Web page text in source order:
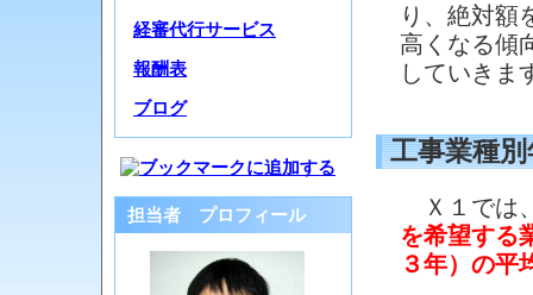
り、絶対額
高くなる傾
していき
工事業種
Ｘ１では
を希望する
３年）の平
経審代行サービス
報酬表
ブログ
担当者 プロフィール